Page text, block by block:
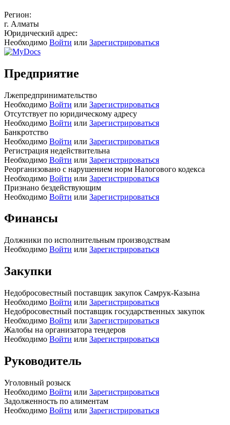
Регион:
г. Алматы
Юридический адрес:
Необходимо Войти или Зарегистрироваться
Предприятие
Лжепредпринимательство
Необходимо Войти или Зарегистрироваться
Отсутствует по юридическому адресу
Необходимо Войти или Зарегистрироваться
Банкротство
Необходимо Войти или Зарегистрироваться
Регистрация недействительна
Необходимо Войти или Зарегистрироваться
Реорганизовано с нарушением норм Налогового кодекса
Необходимо Войти или Зарегистрироваться
Признано бездействующим
Необходимо Войти или Зарегистрироваться
Финансы
Должники по исполнительным производствам
Необходимо Войти или Зарегистрироваться
Закупки
Недобросовестный поставщик закупок Самрук-Казына
Необходимо Войти или Зарегистрироваться
Недобросовестный поставщик государственных закупок
Необходимо Войти или Зарегистрироваться
Жалобы на организатора тендеров
Необходимо Войти или Зарегистрироваться
Руководитель
Уголовный розыск
Необходимо Войти или Зарегистрироваться
Задолженность по алиментам
Необходимо Войти или Зарегистрироваться